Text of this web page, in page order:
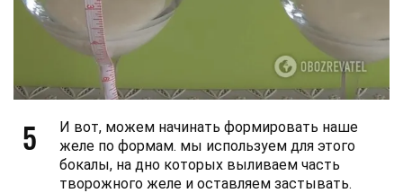
5
И вот, можем начинать формировать наше
желе по формам. мы используем для этого
бокалы, на дно которых выливаем часть
творожного желе и оставляем застывать.